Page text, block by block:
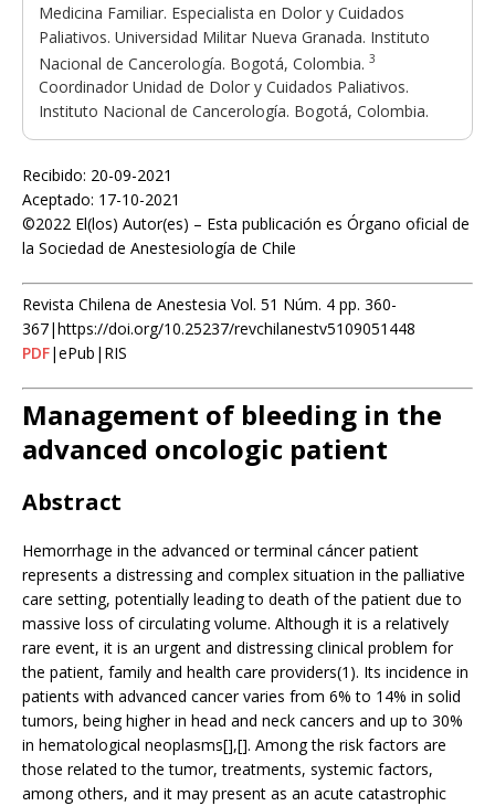
Medicina Familiar. Especialista en Dolor y Cuidados
Paliativos. Universidad Militar Nueva Granada. Instituto
Nacional de Cancerología. Bogotá, Colombia. 3
Coordinador Unidad de Dolor y Cuidados Paliativos.
Instituto Nacional de Cancerología. Bogotá, Colombia.
Recibido: 20-09-2021
Aceptado: 17-10-2021
©2022 El(los) Autor(es) – Esta publicación es Órgano oficial de
la Sociedad de Anestesiología de Chile
Revista Chilena de Anestesia Vol. 51 Núm. 4 pp. 360-
367|https://doi.org/10.25237/revchilanestv5109051448
PDF|ePub|RIS
Management of bleeding in the
advanced oncologic patient
Abstract
Hemorrhage in the advanced or terminal cáncer patient
represents a distressing and complex situation in the palliative
care setting, potentially leading to death of the patient due to
massive loss of circulating volume. Although it is a relatively
rare event, it is an urgent and distressing clinical problem for
the patient, family and health care providers(1). Its incidence in
patients with advanced cancer varies from 6% to 14% in solid
tumors, being higher in head and neck cancers and up to 30%
in hematological neoplasms[],[]. Among the risk factors are
those related to the tumor, treatments, systemic factors,
among others, and it may present as an acute catastrophic